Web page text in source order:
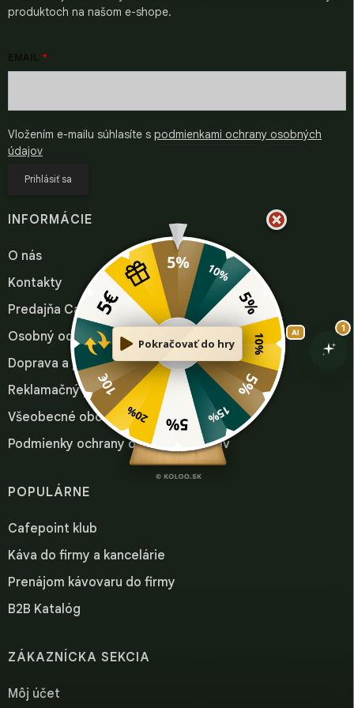
produktoch na našom e-shope.
Vložením e-mailu súhlasíte s podmienkami ochrany osobných
údajov
Prihlásiť sa
INFORMÁCIE
O nás
Kontakty
Predajňa Cafepoint Bratislava
Osobný odber Trnava
Doprava a platba
Reklamačný poriadok
Všeobecné obchodné podmienky
Podmienky ochrany osobných údajov
POPULÁRNE
Cafepoint klub
Káva do firmy a kancelárie
Prenájom kávovaru do firmy
B2B Katalóg
ZÁKAZNÍCKA SEKCIA
Môj účet